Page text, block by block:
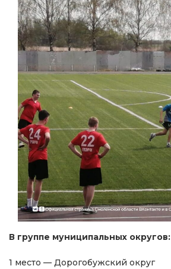
В группе муниципальных округов:
1 место — Дорогобужский округ